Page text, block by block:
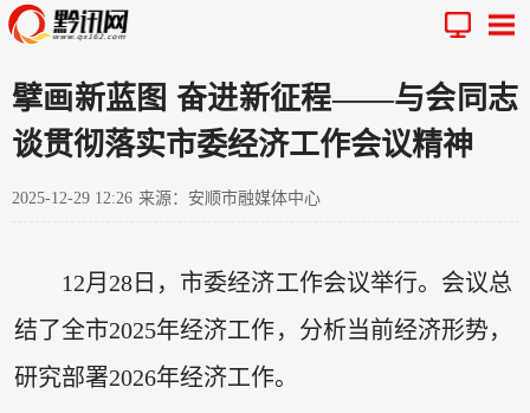
擘画新蓝图 奋进新征程——与会同志
谈贯彻落实市委经济工作会议精神
2025-12-29 12:26 来源：安顺市融媒体中心
12月28日，市委经济工作会议举行。会议总
结了全市2025年经济工作，分析当前经济形势，
研究部署2026年经济工作。